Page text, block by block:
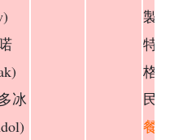
冰
製
特
格
民
餐